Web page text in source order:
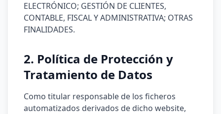
ELECTRÓNICO; GESTIÓN DE CLIENTES,
CONTABLE, FISCAL Y ADMINISTRATIVA; OTRAS
FINALIDADES.
2. Política de Protección y
Tratamiento de Datos
Como titular responsable de los ficheros
automatizados derivados de dicho website,